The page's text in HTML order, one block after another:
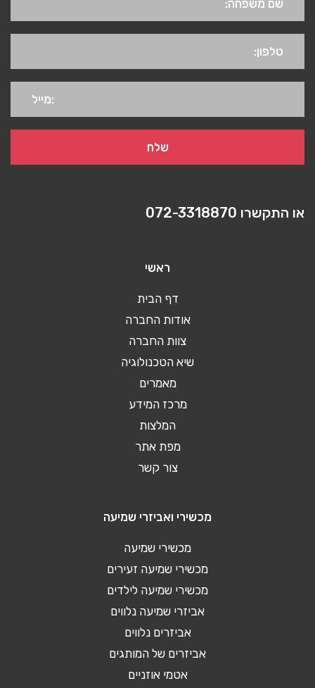
או התקשרו 072-3318870
ראשי
דף הבית
אודות החברה
צוות החברה
שיא הטכנולוגיה
מאמרים
מרכז המידע
המלצות
מפת אתר
צור קשר
מכשירי ואביזרי שמיעה
מכשירי שמיעה
מכשירי שמיעה זעירים
מכשירי שמיעה לילדים
אביזרי שמיעה נלווים
אביזרים נלווים
אביזרים של המותגים
אטמי אוזניים